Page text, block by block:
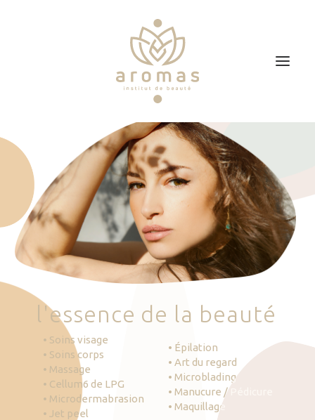
Soins
Je veux faire un bon cadeau
Plan d’accès
Prendre RDV
'essence de la beauté
• Soins visage
• Soins corps
• Massage
• Cellum6 de LPG
• Microdermabrasion
• Jet peel
• Épilation
• Art du regard
• Microblading
• Manucure / Pédicure
• Maquillage